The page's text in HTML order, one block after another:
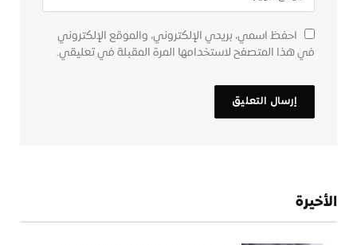
احفظ اسمي، بريدي الإلكتروني، والموقع الإلكتروني
في هذا المتصفح لاستخدامها المرة المقبلة في تعليقي.
الأخيرة